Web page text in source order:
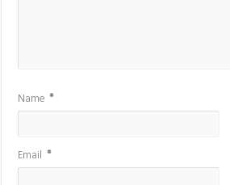
Name*
Email*